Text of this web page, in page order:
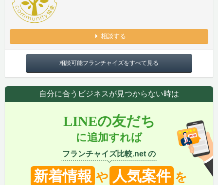
相談する
相談可能フランチャイズをすべて見る
自分に合うビジネスが見つからない時は
LINEの友だち
に追加すれば
フランチャイズ比較.net の
新着情報 や 人気案件 を